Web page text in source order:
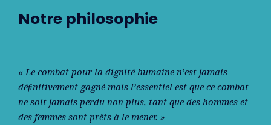
Notre philosophie
« Le combat pour la dignité humaine n’est jamais
déﬁnitivement gagné mais l’essentiel est que ce combat
ne soit jamais perdu non plus, tant que des hommes et
des femmes sont prêts à le mener. »